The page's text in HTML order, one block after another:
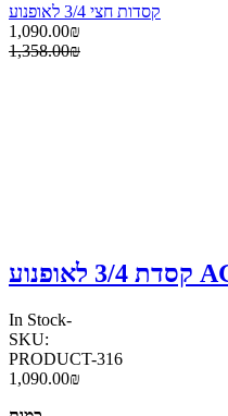
קסדות חצי 3/4 לאופנוע
1,090.00₪
1,358.00₪
In Stock-
SKU:
PRODUCT-316
1,090.00₪